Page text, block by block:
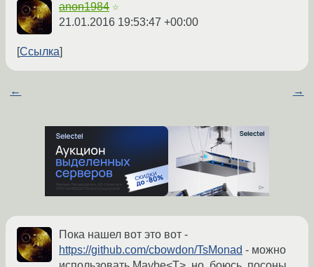
anon1984 ☆
21.01.2016 19:53:47 +00:00
Ссылка
← →
Пока нашел вот это вот -
https://github.com/cbowdon/TsMonad - можно